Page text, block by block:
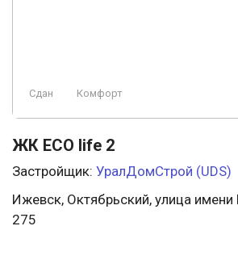
Сдан Комфорт
ЖК ECO life 2
Застройщик: УралДомСтрой (UDS)
Ижевск, Октябрьский, улица
275